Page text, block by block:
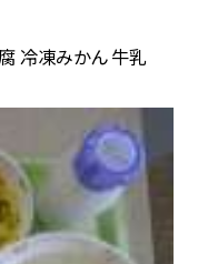
冷凍みかん 牛乳